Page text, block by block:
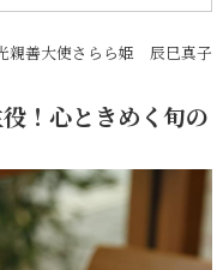
役！心ときめく
ない！自慢のこ
タヌーンティ
親善大使さらら姫 辰巳真子
！心ときめく旬の